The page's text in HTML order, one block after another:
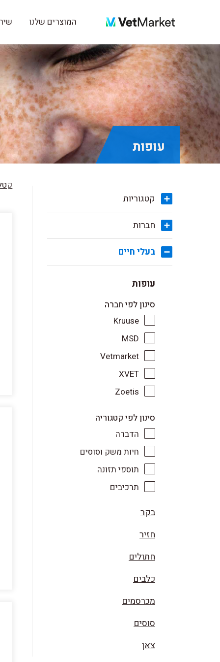
המוצרים שלנו
עופות
קטגוריות
חברות
בעלי חיים
עופות
סינון לפי חברה
Kruuse
MSD
Vetmarket
XVET
Zoetis
סינון לפי קטגוריה
הדברה
חיות משק וסוסים
תוספי תזונה
תרכיבים
בקר
חזיר
חתולים
כלבים
מכרסמים
סוסים
צאן